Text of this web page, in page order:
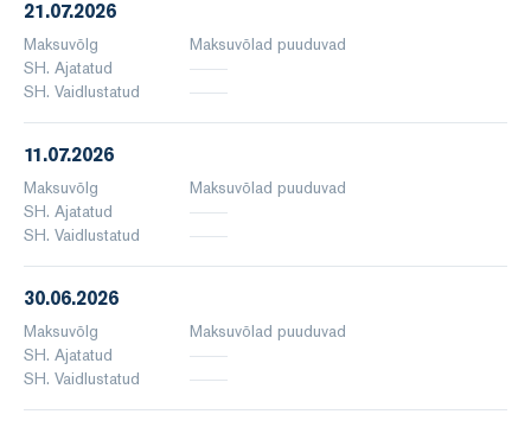
21.07.2026
Maksuvõlg
Maksuvõlad puuduvad
SH. Ajatatud
SH. Vaidlustatud
11.07.2026
Maksuvõlg
Maksuvõlad puuduvad
SH. Ajatatud
SH. Vaidlustatud
30.06.2026
Maksuvõlg
Maksuvõlad puuduvad
SH. Ajatatud
SH. Vaidlustatud